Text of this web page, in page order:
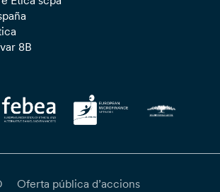
8B
Oferta pública d’accions